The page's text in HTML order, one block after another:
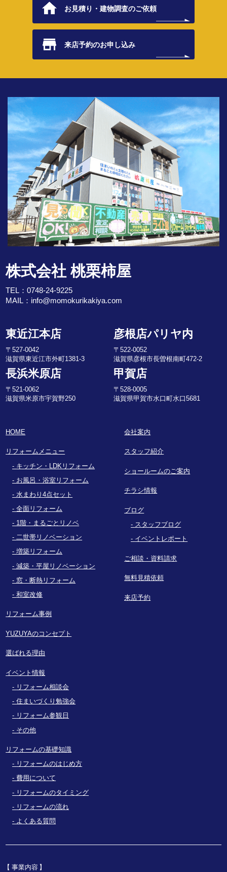
お見積り・建物調査のご依頼
来店予約のお申し込み
株式会社 桃栗柿屋
TEL：0748-24-9225
MAIL： info@momokurikakiya.com
東近江本店
〒527-0042
滋賀県東近江市外町1381-3
彦根店パリヤ内
〒522-0052
滋賀県彦根市長曽根南町472-2
長浜米原店
〒521-0062
滋賀県米原市宇賀野250
甲賀店
〒528-0005
滋賀県甲賀市水口町水口5681
HOME
リフォームメニュー
キッチン・LDKリフォーム
お風呂・浴室リフォーム
水まわり4点セット
全面リフォーム
1階・まるごとリノベ
二世帯リノベーション
増築リフォーム
減築・平屋リノベーション
窓・断熱リフォーム
和室改修
リフォーム事例
YUZUYAのコンセプト
選ばれる理由
イベント情報
リフォーム相談会
住まいづくり勉強会
リフォーム参観日
その他
リフォームの基礎知識
リフォームのはじめ方
費用について
リフォームのタイミング
リフォームの流れ
よくある質問
会社案内
スタッフ紹介
ショールームのご案内
チラシ情報
ブログ
スタッフブログ
イベントレポート
ご相談・資料請求
無料見積依頼
来店予約
事業内容